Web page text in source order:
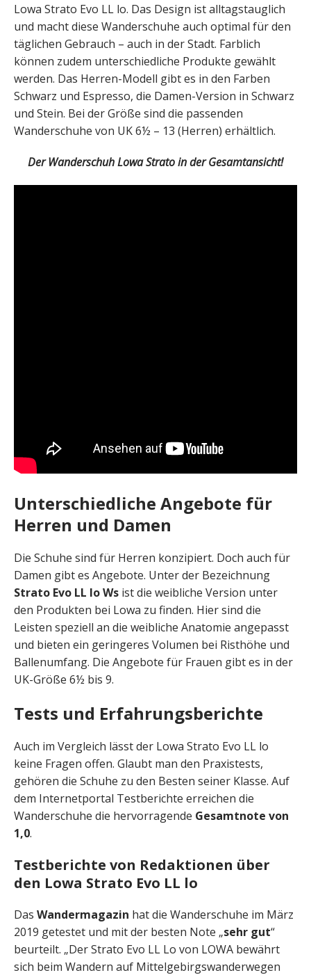
Lowa Strato Evo LL lo. Das Design ist alltagstauglich
und macht diese Wanderschuhe auch optimal für den
täglichen Gebrauch – auch in der Stadt. Farblich
können zudem unterschiedliche Produkte gewählt
werden. Das Herren-Modell gibt es in den Farben
Schwarz und Espresso, die Damen-Version in Schwarz
und Stein. Bei der Größe sind die passenden
Wanderschuhe von UK 6½ – 13 (Herren) erhältlich.
Der Wanderschuh Lowa Strato in der Gesamtansicht!
Unterschiedliche Angebote für
Herren und Damen
Die Schuhe sind für Herren konzipiert. Doch auch für
Damen gibt es Angebote. Unter der Bezeichnung
Strato Evo LL lo Ws ist die weibliche Version unter
den Produkten bei Lowa zu finden. Hier sind die
Leisten speziell an die weibliche Anatomie angepasst
und bieten ein geringeres Volumen bei Risthöhe und
Ballenumfang. Die Angebote für Frauen gibt es in der
UK-Größe 6½ bis 9.
Tests und Erfahrungsberichte
Auch im Vergleich lässt der Lowa Strato Evo LL lo
keine Fragen offen. Glaubt man den Praxistests,
gehören die Schuhe zu den Besten seiner Klasse. Auf
dem Internetportal Testberichte erreichen die
Wanderschuhe die hervorragende Gesamtnote von
1,0.
Testberichte von Redaktionen über
den Lowa Strato Evo LL lo
Das Wandermagazin hat die Wanderschuhe im März
2019 getestet und mit der besten Note „sehr gut“
beurteilt. „Der Strato Evo LL Lo von LOWA bewährt
sich beim Wandern auf Mittelgebirgswanderwegen